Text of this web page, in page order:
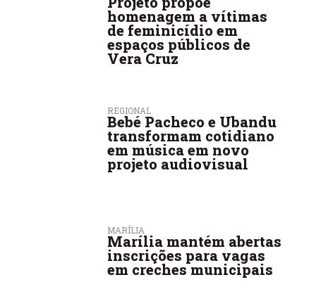
homenagem a vítimas
de feminicídio em
espaços públicos de
Vera Cruz
REGIONAL
Bebé Pacheco e Ubandu
transformam cotidiano
em música em novo
projeto audiovisual
MARÍLIA
Marília mantém abertas
inscrições para vagas
em creches municipais